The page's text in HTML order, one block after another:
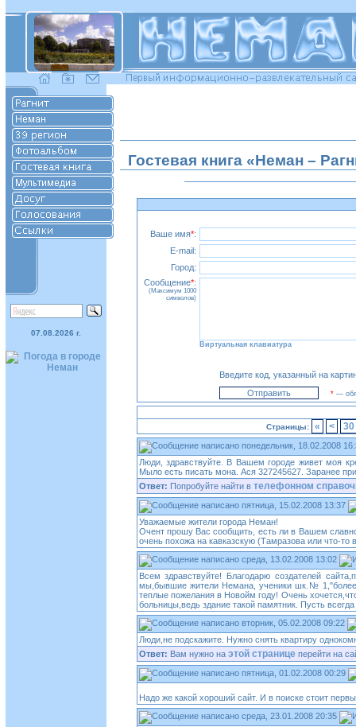
07.08.2026 г.
Гостевая книга «Неман –
Ваше имя*:
E-mail:
Город:
Сообщение*:
(Максимум 1000
символов)
Виртуальная клавиатура
Введите код, указанный на
*—
Страницы: « < 30
понедельник, 18.02.2008
Люди, здравствуйте. В Вашем городе живет моя
Мыло есть писать мона. Ася 327245627. Заранее
Ответ: Попробуйте найти в телефонном
пятница, 15.02.2008 13:37
Уважаемые жители города Неман!
Очент прошу Вас сообщить, есть ли в Вашем
очень похожа на кавказскую (Тамразова или что-
среда, 13.02.2008 13:02
Всем здравствуйте! Благодарю создателей
мы,бывшие жители Немана, ученики шк.№
теплые пожелания в Новойм году! Очень
больницы,ведь здание такой памятник. Пусть
вторник, 05.02.2008 09:22
Люди,не подскажите. Нужно снять квартиру
Ответ: Вам нужно на этой страницеперейти на
пятница, 01.02.2008 00:29
Надо же какой хороший сайт. И в поиске стоит
среда, 23.01.2008 20:35